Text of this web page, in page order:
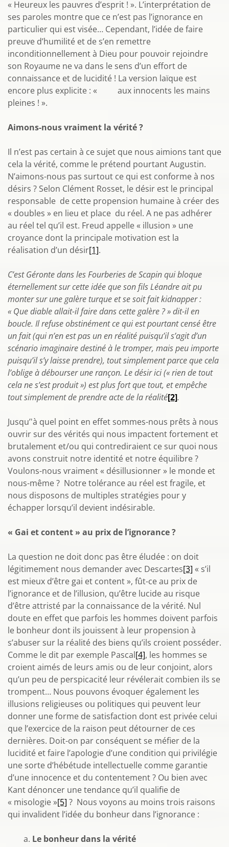
« Heureux les pauvres d’esprit ! ». L’interprétation de
ses paroles montre que ce n’est pas l’ignorance en
particulier qui est visée… Cependant, l’idée de faire
preuve d’humilité et de s’en remettre
inconditionnellement à Dieu pour pouvoir rejoindre
son Royaume ne va dans le sens d’un effort de
connaissance et de lucidité ! La version laïque est
encore plus explicite : « aux innocents les mains
pleines ! ».
Aimons-nous vraiment la vérité ?
Il n’est pas certain à ce sujet que nous aimions tant que
cela la vérité, comme le prétend pourtant Augustin.
N’aimons-nous pas surtout ce qui est conforme à nos
désirs ? Selon Clément Rosset, le désir est le principal
responsable de cette propension humaine à créer des
« doubles » en lieu et place du réel. A ne pas adhérer
au réel tel qu’il est. Freud appelle « illusion » une
croyance dont la principale motivation est la
réalisation d’un désir[1].
C’est Géronte dans les Fourberies de Scapin qui bloque
éternellement sur cette idée que son fils Léandre ait pu
monter sur une galère turque et se soit fait kidnapper :
« Que diable allait-il faire dans cette galère ? » dit-il en
boucle. Il refuse obstinément ce qui est pourtant censé être
un fait (qui n’en est pas un en réalité puisqu’il s’agit d’un
scénario imaginaire destiné à le tromper, mais peu importe
puisqu’il s’y laisse prendre), tout simplement parce que cela
l’oblige à débourser une rançon. Le désir ici (« rien de tout
cela ne s’est produit ») est plus fort que tout, et empêche
tout simplement de prendre acte de la réalité[2].
Jusqu’'à quel point en effet sommes-nous prêts à nous
ouvrir sur des vérités qui nous impactent fortement et
brutalement et/ou qui contrediraient ce sur quoi nous
avons construit notre identité et notre équilibre ?
Voulons-nous vraiment « désillusionner » le monde et
nous-même ? Notre tolérance au réel est fragile, et
nous disposons de multiples stratégies pour y
échapper lorsqu’il devient indésirable.
« Gai et content » au prix de l’ignorance ?
La question ne doit donc pas être éludée : on doit
légitimement nous demander avec Descartes[3] « s’il
est mieux d’être gai et content », fût-ce au prix de
l’ignorance et de l’illusion, qu’être lucide au risque
d’être attristé par la connaissance de la vérité. Nul
doute en effet que parfois les hommes doivent parfois
le bonheur dont ils jouissent à leur propension à
s’abuser sur la réalité des biens qu’ils croient posséder.
Comme le dit par exemple Pascal[4], les hommes se
croient aimés de leurs amis ou de leur conjoint, alors
qu’un peu de perspicacité leur révélerait combien ils se
trompent… Nous pouvons évoquer également les
illusions religieuses ou politiques qui peuvent leur
donner une forme de satisfaction dont est privée celui
que l’exercice de la raison peut détourner de ces
dernières. Doit-on par conséquent se méfier de la
lucidité et faire l’apologie d’une condition qui privilégie
une sorte d’hébétude intellectuelle comme garantie
d’une innocence et du contentement ? Ou bien avec
Kant dénoncer une tendance qu’il qualifie de
« misologie »[5] ? Nous voyons au moins trois raisons
qui invalident l’idée du bonheur dans l’ignorance :
Le bonheur dans la vérité